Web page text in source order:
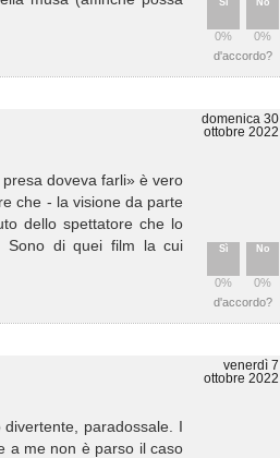
Sì
0%
No
0%
d'accordo?
domenica 30
ottobre 2022
Sì
0%
No
0%
doveva farli» è vero
che - la visione da parte
dello spettatore che lo
Sono di quei film la cui
d'accordo?
venerdì 7
ottobre 2022
paradossale. I
a me non è parso il caso